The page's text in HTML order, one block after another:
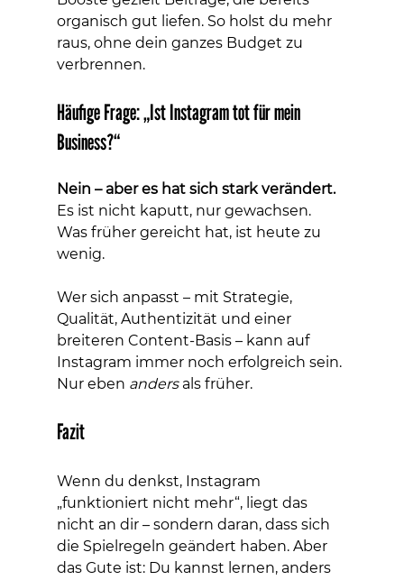
organisch gut liefen. So holst du mehr
raus, ohne dein ganzes Budget zu
verbrennen.
Häufige Frage: „Ist Instagram tot für mein
Business?“
Nein – aber es hat sich stark verändert.
Es ist nicht kaputt, nur gewachsen.
Was früher gereicht hat, ist heute zu
wenig.
Wer sich anpasst – mit Strategie,
Qualität, Authentizität und einer
breiteren Content-Basis – kann auf
Instagram immer noch erfolgreich sein.
Nur eben anders als früher.
Fazit
Wenn du denkst, Instagram
„funktioniert nicht mehr“, liegt das
nicht an dir – sondern daran, dass sich
die Spielregeln geändert haben. Aber
das Gute ist: Du kannst lernen, anders